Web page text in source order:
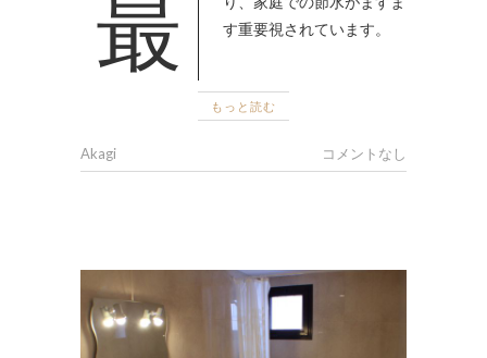
最近、環境保護の意識が高ま
す重要視されています。
もっと読む
Akagi コメントなし